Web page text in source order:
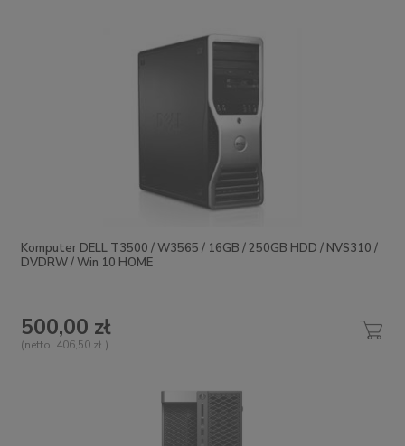
Komputer DELL T3500 / W3565 / 16GB / 250GB HDD / NVS310 /
DVDRW / Win 10 HOME
500,00 zł
(netto: 406,50 zł )